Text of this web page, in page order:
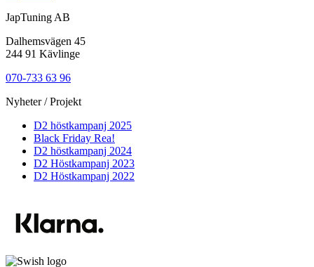
JapTuning AB
Dalhemsvägen 45
244 91 Kävlinge
070-733 63 96
Nyheter / Projekt
D2 höstkampanj 2025
Black Friday Rea!
D2 höstkampanj 2024
D2 Höstkampanj 2023
D2 Höstkampanj 2022